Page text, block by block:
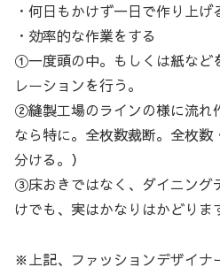
・何日もかけず一日で作り上げ
・効率的な作業をする
①一度頭の中。もしくは紙など
レーションを行う。
②縫製工場のラインの様に流れ
なら特に。全枚数裁断。全枚
分ける。）
③床おきではなく、ダイニング
けでも、実はかなりはかどりま
※上記、ファッションデザイナ